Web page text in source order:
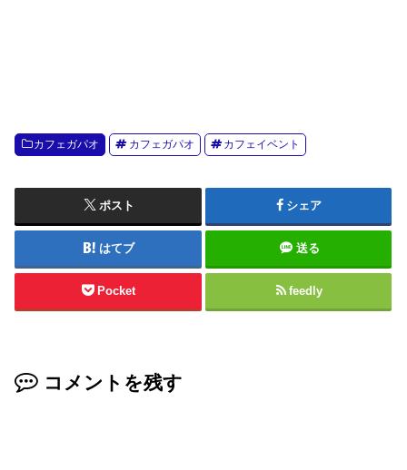
カフェガパオ カフェガパオ カフェイベント
ポスト シェア
はてブ 送る
Pocket feedly
コメントを残す